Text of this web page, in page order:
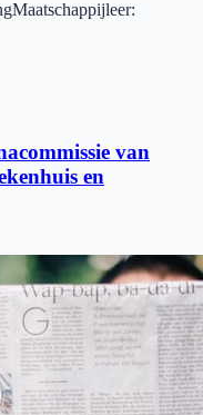
Maatschappijleer:
van
en